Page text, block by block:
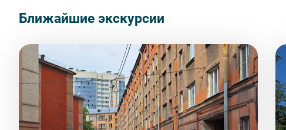
Ближайшие экскурсии